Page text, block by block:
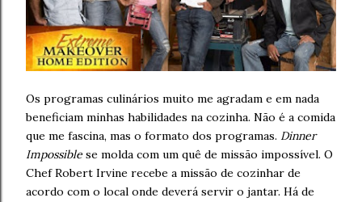
Os programas culinários muito me agradam e em nada
beneficiam minhas habilidades na cozinha. Não é a comida
que me fascina, mas o formato dos programas. Dinner
Impossible se molda com um quê de missão impossível. O
Chef Robert Irvine recebe a missão de cozinhar de
acordo com o local onde deverá servir o jantar. Há de